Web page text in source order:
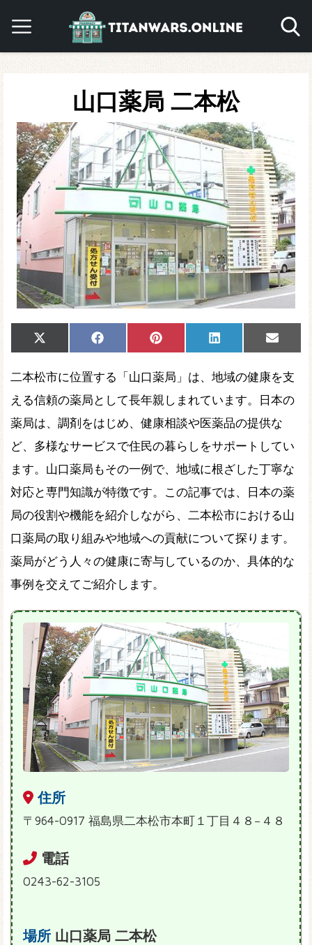
山口薬局 二本松
Share
on
X
(Twitter)
Share
on
Facebook Share
on
Pinterest Share
on
LinkedIn
Share
on
Email
二本松市に位置する「山口薬局」は、地域の健康を支
える信頼の薬局として長年親しまれています。日本の
薬局は、調剤をはじめ、健康相談や医薬品の提供な
ど、多様なサービスで住民の暮らしをサポートしてい
ます。山口薬局もその一例で、地域に根ざした丁寧な
対応と専門知識が特徴です。この記事では、日本の薬
局の役割や機能を紹介しながら、二本松市における山
口薬局の取り組みや地域への貢献について探ります。
薬局がどう人々の健康に寄与しているのか、具体的な
事例を交えてご紹介します。
住所
〒964-0917 福島県二本松市本町１丁目４８−４８
電話
0243-62-3105
場所 山口薬局 二本松